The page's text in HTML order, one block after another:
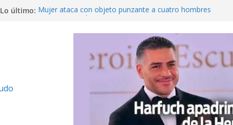
Lo último: Mujer ataca con objeto punzante a cuatro hombres
México busca reactivar la exportación de aguacate de
Michoacán a los Estados Unidos
Ofrece SEP regularización a escuelas para dejar el esquema
Rechaza Nahle persecución política en casos de desafuero
de los alcaldes de Movimiento Ciudadano